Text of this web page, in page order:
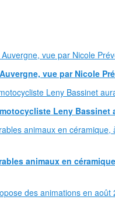
vue par Nicole
Leny Bassinet
animaux en